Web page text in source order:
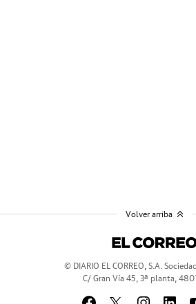
© DIARIO EL CORREO, S.A.
C/ Gran Vía 45, 3ª planta,
Volver arriba